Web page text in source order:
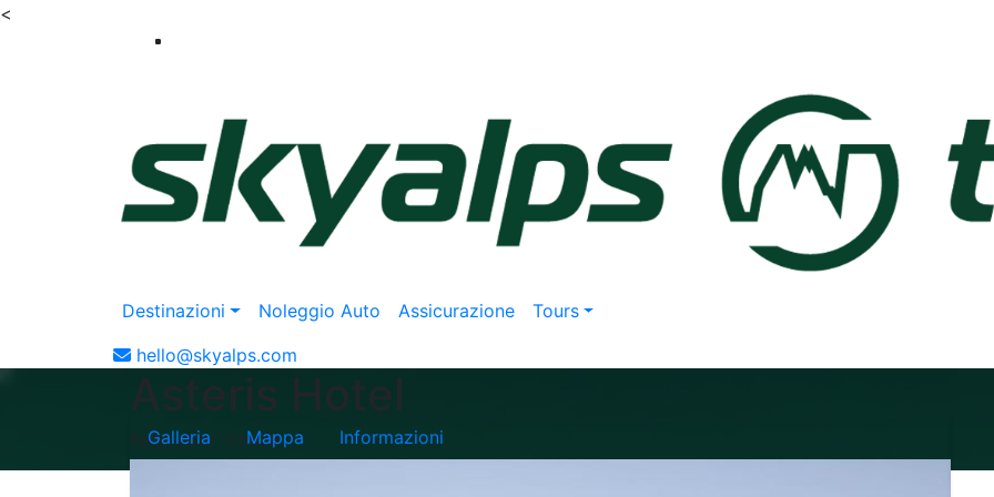
<
Destinazioni Noleggio Auto Assicurazione
Tours
hello@skyalps.com
Asteris Hotel
Kefalonia - Grecia
Galleria Mappa Informazioni